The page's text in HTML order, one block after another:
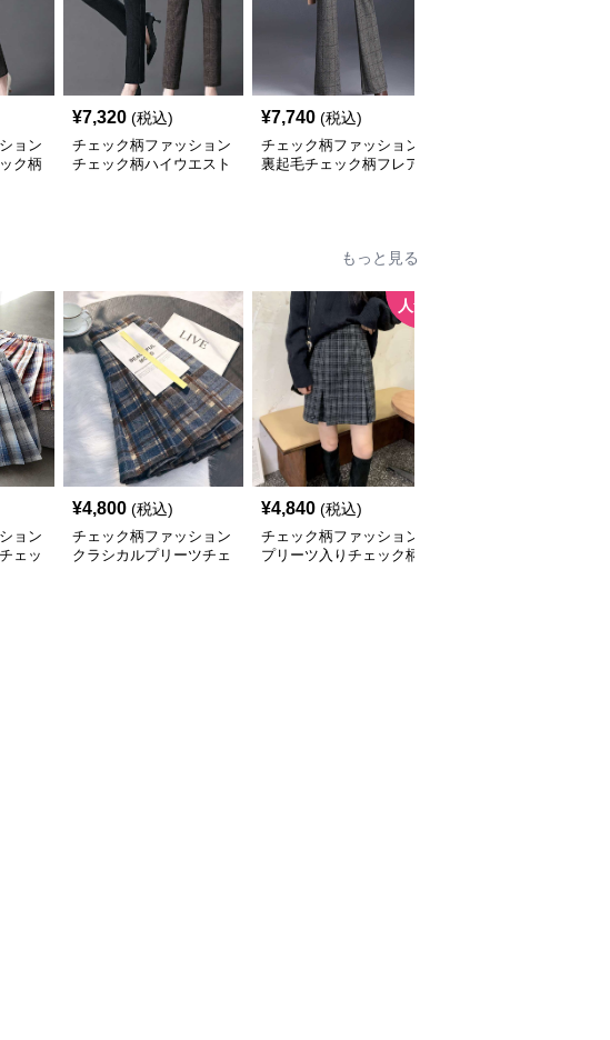
ョン
ク柄
¥7,320 (税込)
チェック柄ファッション
チェック柄ハイウエスト
¥7,740 (税込)
チェック柄ファッション
裏起毛チェック柄フレア
もっと見る
ョン
ェッ
¥4,800 (税込)
チェック柄ファッション
クラシカルプリーツチェ
人気
¥4,840 (税込)
チェック柄ファッション
プリーツ入りチェック柄